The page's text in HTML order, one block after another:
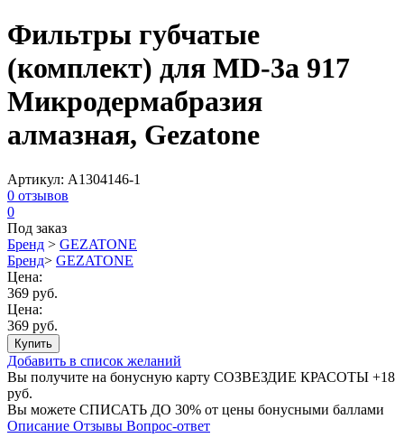
Фильтры губчатые
(комплект) для MD-3a 917
Микродермабразия
алмазная, Gezatone
Артикул: A1304146-1
0 отзывов
0
Под заказ
Бренд > GEZATONE
Бренд> GEZATONE
Цена:
369 руб.
Цена:
369 руб.
Купить
Добавить в список желаний
Вы получите на бонусную карту СОЗВЕЗДИЕ КРАСОТЫ +18
руб.
Вы можете СПИСАТЬ ДО 30% от цены бонусными баллами
Описание Отзывы Вопрос-ответ